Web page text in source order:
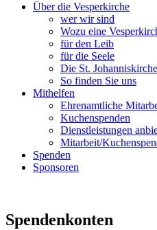
Über die Vesperkirche
wer wir sind
Wozu eine
für den Leib
für die Seele
Die St. Johanniskirche
So finden Sie uns
Mithelfen
Ehrenamtliche
Kuchenspenden
Dienstleistungen
Mitarbeit/
Spenden
Sponsoren
Spendenkonten